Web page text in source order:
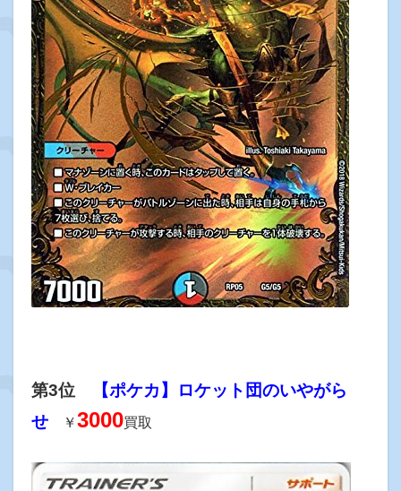
第3位
【ポケカ】ロケット団のいやがら
せ ￥3000買取